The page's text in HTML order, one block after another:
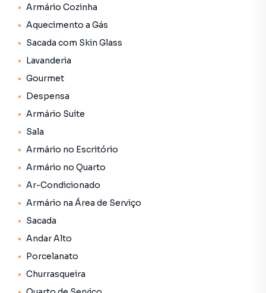
Armário Cozinha
Aquecimento a Gás
Sacada com Skin Glass
Lavanderia
Gourmet
Despensa
Armário Suíte
Sala
Armário no Escritório
Armário no Quarto
Ar-Condicionado
Armário na Área de Serviço
Sacada
Andar Alto
Porcelanato
Churrasqueira